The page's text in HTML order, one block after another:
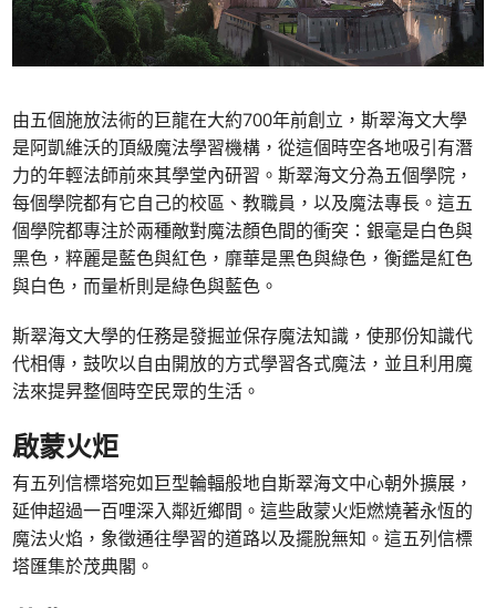
由五個施放法術的巨龍在大約700年前創立，斯翠海文大學
是阿凱維沃的頂級魔法學習機構，從這個時空各地吸引有潛
力的年輕法師前來其學堂內研習。斯翠海文分為五個學院，
每個學院都有它自己的校區、教職員，以及魔法專長。這五
個學院都專注於兩種敵對魔法顏色間的衝突：銀毫是白色與
黑色，粹麗是藍色與紅色，靡華是黑色與綠色，衡鑑是紅色
與白色，而量析則是綠色與藍色。
斯翠海文大學的任務是發掘並保存魔法知識，使那份知識代
代相傳，鼓吹以自由開放的方式學習各式魔法，並且利用魔
法來提昇整個時空民眾的生活。
啟蒙火炬
有五列信標塔宛如巨型輪輻般地自斯翠海文中心朝外擴展，
延伸超過一百哩深入鄰近鄉間。這些啟蒙火炬燃燒著永恆的
魔法火焰，象徵通往學習的道路以及擺脫無知。這五列信標
塔匯集於茂典閣。